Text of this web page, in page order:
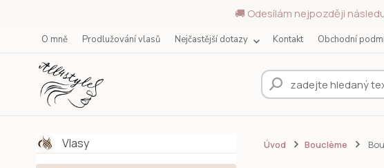
🚚 Odesílám nejpozději
O mně Prodlužování vlasů Nejčastější dotazy Kontakt Obchodní
Vlasy Úvod Bouclème